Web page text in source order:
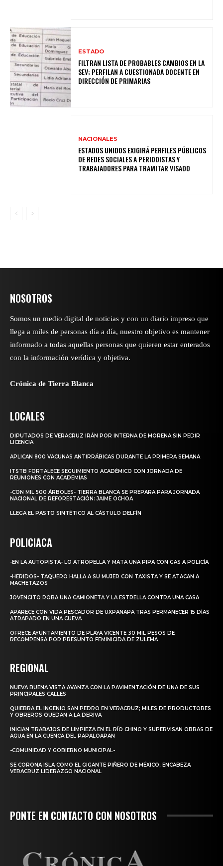
ESTADO
FILTRAN LISTA DE PROBABLES CAMBIOS EN LA
SEV; PERFILAN A CUESTIONADA DOCENTE EN
DIRECCIÓN DE PRIMARIAS
NACIONALES
ESTADOS UNIDOS EXIGIRÁ PERFILES PÚBLICOS
DE REDES SOCIALES A PERIODISTAS Y
TRABAJADORES PARA TRAMITAR VISADO
NOSOTROS
Somos un medio digital de noticias y con un diario impreso que
llega a miles de personas día a día, nuestro objetivo es mantener
informado a todas aquellas personas que quieren estar enterados
con la información verídica y objetiva.
Crónica de Tierra Blanca
LOCALES
DIPUTADOS DE VERACRUZ IRÁN POR INTERNA DE MORENA SIN PEDIR
LICENCIA
APLICAN 800 VACUNAS ANTIRRÁBICAS DURANTE LA PRIMERA SEMANA
ITSTB FORTALECE SEGUIMIENTO ACADÉMICO CON JORNADA DE
REUNIONES CON ACADEMIAS
-CON MIL 500 ÁRBOLES- TIERRA BLANCA SE PREPARA PARA JORNADA
NACIONAL DE REFORESTACIÓN: JAIME OCHOA
LLEGA EL PASTO SINTÉTICO AL CÁSTULO DELFÍN
POLICIACA
-EN LA AUTOPISTA- LO ATROPELLA Y MATA UNA PIPA CON GAS A POLICÍA
-HERIDOS- TAQUERO HALLA A SU MUJER CON TAXISTA Y SE ATACAN A
MACHETAZOS
JOVENCITO ROBA UNA CAMIONETA Y LA ESTRELLA CONTRA UNA CASA
APARECE CON VIDA PESCADOR DE UXPANAPA TRAS PERMANECER 15 DÍAS
ATRAPADO EN UNA CUEVA
OFRECE AYUNTAMIENTO DE PLAYA VICENTE 30 MIL PESOS DE
RECOMPENSA POR PRESUNTO FEMINICIDA DE ZULEMA
REGIONAL
NUEVA BUENA VISTA AVANZA CON LA PAVIMENTACIÓN DE UNA DE SUS
PRINCIPALES CALLES
QUIEBRA EL INGENIO SAN PEDRO EN VERACRUZ; MILES DE PRODUCTORES
Y OBREROS QUEDAN A LA DERIVA
INICIAN TRABAJOS DE LIMPIEZA EN EL RÍO CHINO Y SUPERVISAN OBRAS DE
AGUA EN LA CUENCA DEL PAPALOAPAN
-COMUNIDAD Y GOBIERNO MUNICIPAL-
SE CORONA ISLA COMO EL GIGANTE PIÑERO DE MÉXICO; ENCABEZA
VERACRUZ LIDERAZGO NACIONAL
PONTE EN CONTACTO CON NOSOTROS